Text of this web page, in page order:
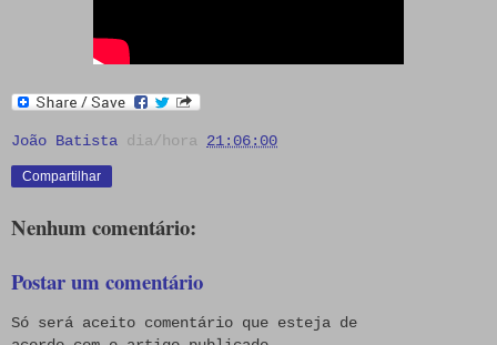
João Batista dia/hora 21:06:00
Compartilhar
Nenhum comentário:
Postar um comentário
Só será aceito comentário que esteja de